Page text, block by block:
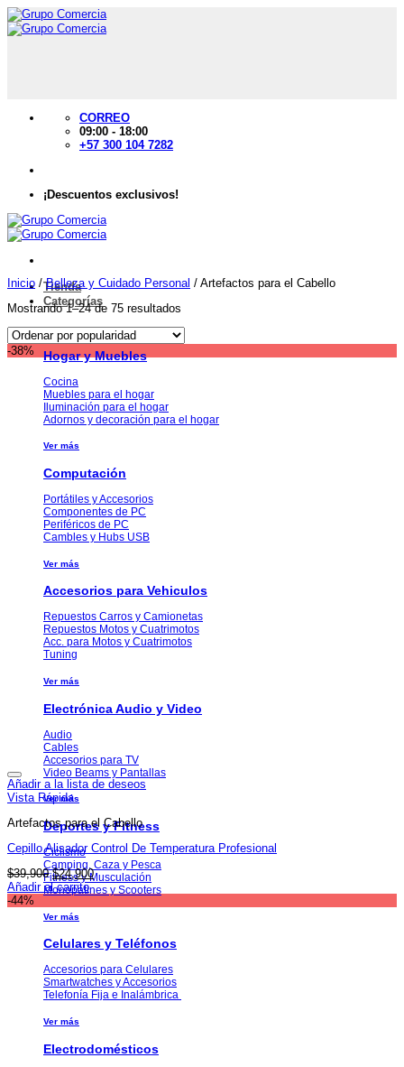
Saltar
al
contenido
CORREO
09:00 - 18:00
+57 300 104 7282
¡Descuentos exclusivos!
Tienda
Categorías
Hogar y Muebles
Cocina
Muebles para el hogar
Iluminación para el hogar
Adornos y decoración para el hogar
Ver más
Computación
Portátiles y Accesorios
Componentes de PC
Periféricos de PC
Cambles y Hubs USB
Ver más
Accesorios para Vehiculos
Repuestos Carros y Camionetas
Repuestos Motos y Cuatrimotos
Acc. para Motos y Cuatrimotos
Tuning
Ver más
Electrónica Audio y Video
Audio
Cables
Accesorios para TV
Video Beams y Pantallas
Ver más
Deportes y Fitness
Ciclismo
Camping, Caza y Pesca
Fitness y Musculación
Monopatines y Scooters
Ver más
Celulares y Teléfonos
Accesorios para Celulares
Smartwatches y Accesorios
Telefonía Fija e Inalámbrica
Ver más
Electrodomésticos
Inicio / Belleza y Cuidado Personal / Artefactos para el Cabello
Mostrando 1–24 de 75 resultados
-38%
Añadir a la lista de deseos
Vista Rápida
Artefactos para el Cabello
Cepillo Alisador Control De Temperatura Profesional
$39,900 El
precio
original
era:
$24,900El
precio
actual
Añadir al carrito
-44%